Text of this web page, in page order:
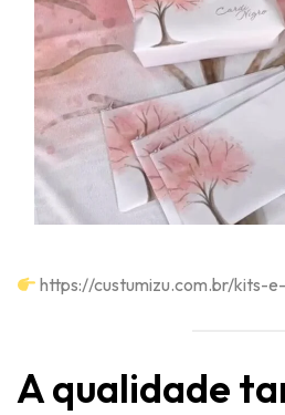
https://custumizu.com.br/kits-
A qualidade